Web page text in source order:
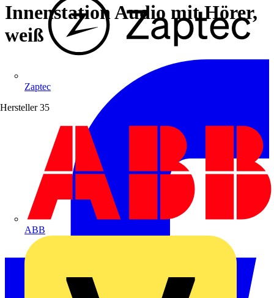
Zaptec
Hersteller 35
ABB
Innenstation Audio mit Hörer,
weiß